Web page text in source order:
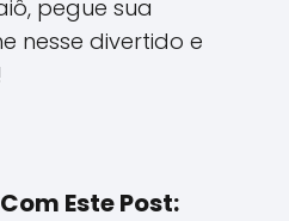
pegue sua
nesse divertido e
Este Post: